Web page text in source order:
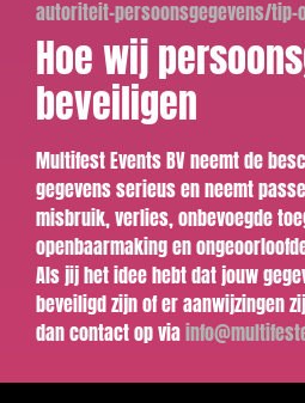
autoriteit-persoonsgegevens/tip-
Hoe wij
beveiligen
Multifest Events BV neemt de
gegevens serieus en neemt
misbruik, verlies, onbevoegde
openbaarmaking en
Als jij het idee hebt dat jouw
beveiligd zijn of er aanwijzingen
dan contact op via